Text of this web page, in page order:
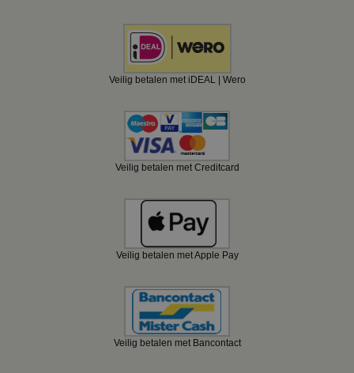
Veilig betalen met iDEAL | Wero
Veilig betalen met Creditcard
Veilig betalen met Apple Pay
Veilig betalen met Bancontact